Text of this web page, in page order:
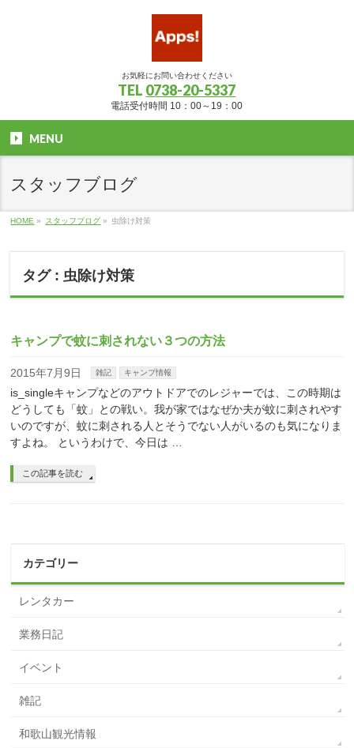
お気軽にお問い合わせください
TEL 0738-20-5337
電話受付時間 10：00～19：00
MENU
スタッフブログ
HOME » スタッフブログ » 虫除け対策
タグ : 虫除け対策
キャンプで蚊に刺されない３つの方法
2015年7月9日 雑記 キャンプ情報
is_singleキャンプなどのアウトドアでのレジャーでは、この時期は
どうしても「蚊」との戦い。我が家ではなぜか夫が蚊に刺されやす
いのですが、蚊に刺される人とそうでない人がいるのも気になりま
すよね。 というわけで、今日は …
この記事を読む
カテゴリー
レンタカー
業務日記
イベント
雑記
和歌山観光情報